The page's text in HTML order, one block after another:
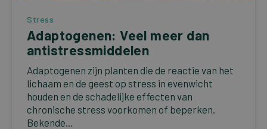
Stress
Adaptogenen: Veel meer dan
antistressmiddelen
Adaptogenen zijn planten die de reactie van het
lichaam en de geest op stress in evenwicht
houden en de schadelijke effecten van
chronische stress voorkomen of beperken.
Bekende...